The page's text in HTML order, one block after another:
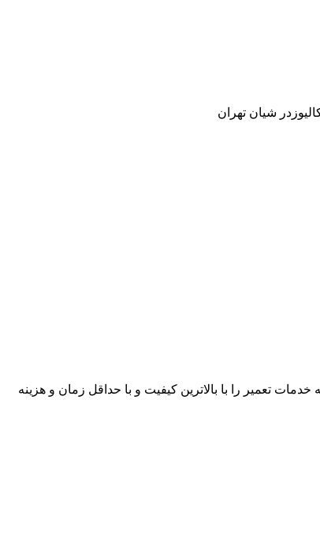
شیان تهران
تعمیر را با بالاترین کیفیت و با حداقل زمان و هزینه